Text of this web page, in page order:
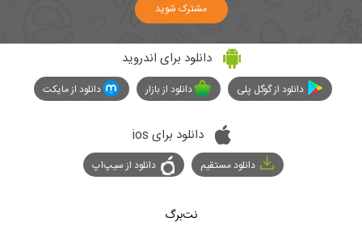
مشترک شوید
دانلود برای اندروید
دانلود از گوگل پلی دانلود از بازار دانلود از مایکت
دانلود برای ios
دانلود مستقیم دانلود از سیپ‌اپ
نت‌برگ